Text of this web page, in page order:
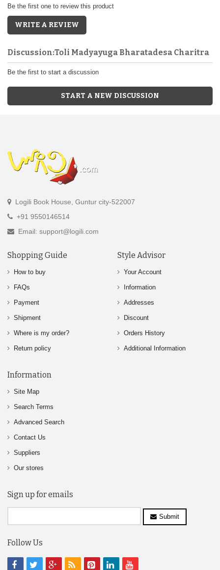
Be the first one to review this product
WRITE A REVIEW
Discussion:Toli Madyayuga Bharatadesa Charitra
Be the first to start a discussion
START A NEW DISCUSSION
Logili Book House, Guntur city-522007
+91 9550146514
Email: support@logili.com
Shopping Guide
How to buy
FAQs
Payment
Shipment
Where is my order?
Return policy
Style Advisor
Your Account
Information
Addresses
Discount
Orders History
Additional Information
Information
Site Map
Search Terms
Advanced Search
Contact Us
Suppliers
Our stores
Sign up for emails
Submit
Follow Us